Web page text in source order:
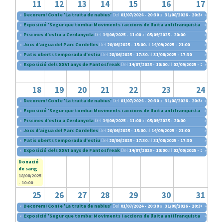
11 12 13 14 15 16 17
« Decorem! Conte 'La truita de nabius' Del 01/07/2024 - 20:30al 31/08/2026 - 20:30 »
« Exposició 'Segur que tomba: Moviments i accions de lluita antifranquista (1960-
»
« Piscines d'estiu a Cerdanyola Del 14/06/2025 - 11:00al 05/09/2025 - 20:00
»
« Jocs d'aigua del Parc Cordelles Del 20/06/2025 - 15:00al 14/09/2025 - 21:00
»
« Patis oberts temporada d'estiu Del 28/06/2025 - 17:30al 31/08/2025 - 17:30
»
« Exposició dels XXVI anys de Fantosfreak Del 14/07/2025 - 10:00al 02/09/2025 - 20:30
»
18 19 20 21 22 23 24
« Decorem! Conte 'La truita de nabius' Del 01/07/2024 - 20:30al 31/08/2026 - 20:30 »
« Exposició 'Segur que tomba: Moviments i accions de lluita antifranquista (1960-
»
« Piscines d'estiu a Cerdanyola Del 14/06/2025 - 11:00al 05/09/2025 - 20:00
»
« Jocs d'aigua del Parc Cordelles Del 20/06/2025 - 15:00al 14/09/2025 - 21:00
»
« Patis oberts temporada d'estiu Del 28/06/2025 - 17:30al 31/08/2025 - 17:30
»
« Exposició dels XXVI anys de Fantosfreak Del 14/07/2025 - 10:00al 02/09/2025 - 20:30
»
Donació
de sang
18/08/2025
- 10:00
25 26 27 28 29 30 31
« Decorem! Conte 'La truita de nabius' Del 01/07/2024 - 20:30al 31/08/2026 - 20:30 »
« Exposició 'Segur que tomba: Moviments i accions de lluita antifranquista (1960-
»